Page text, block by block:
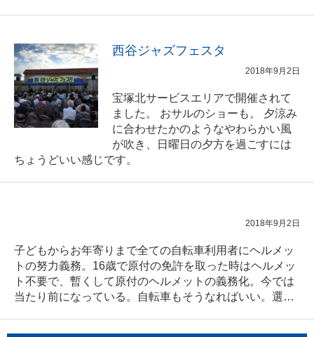
西谷ジャズフェスタ
2018年9月2日
宝塚北サービスエリアで開催されて
ました。 おサルのショーも。 夕涼み
に合わせたかのようなやわらかい風
が吹き、日曜日の夕方を過ごすには
ちょうどいい感じです。
2018年9月2日
子どもからお年寄りまで全ての自転車利用者にヘルメッ
トの努力義務。16歳で原付の免許を取った時はヘルメッ
ト不要で、暫くして原付のヘルメットの義務化。今では
当たり前になっている。自転車もそうなればいい。選…